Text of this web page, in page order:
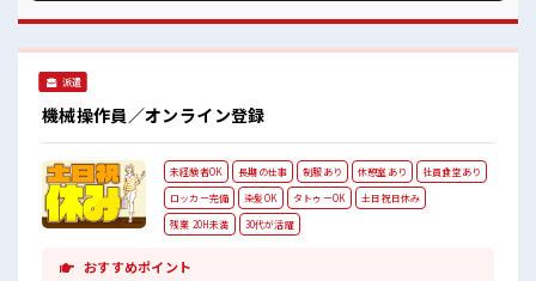
ッカー完備！ 私物の置きすぎには注意が必要ですね★ 程よく
残業あり！
派遣
機械操作員／オンライン登録
未経験者OK 長期の仕事 制服あり 休憩室あり
社員食堂あり
ロッカー完備
染髪OK タトゥーOK
土日祝日休み
残業 20H未満
30代が活躍
おすすめポイント